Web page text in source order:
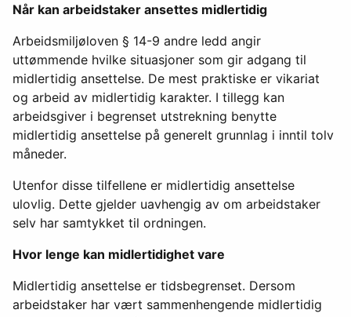
Når kan arbeidstaker ansettes midlertidig
Arbeidsmiljøloven § 14-9 andre ledd angir
uttømmende hvilke situasjoner som gir adgang til
midlertidig ansettelse. De mest praktiske er vikariat
og arbeid av midlertidig karakter. I tillegg kan
arbeidsgiver i begrenset utstrekning benytte
midlertidig ansettelse på generelt grunnlag i inntil tolv
måneder.
Utenfor disse tilfellene er midlertidig ansettelse
ulovlig. Dette gjelder uavhengig av om arbeidstaker
selv har samtykket til ordningen.
Hvor lenge kan midlertidighet vare
Midlertidig ansettelse er tidsbegrenset. Dersom
arbeidstaker har vært sammenhengende midlertidig